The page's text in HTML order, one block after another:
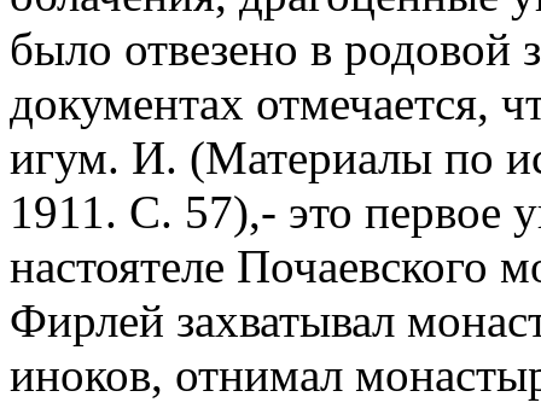
было отвезено в
документах отмечается,
игум. И. (Материалы по
1911. С. 57),- это первое
настоятеле
Фирлей захватывал
иноков, отнимал